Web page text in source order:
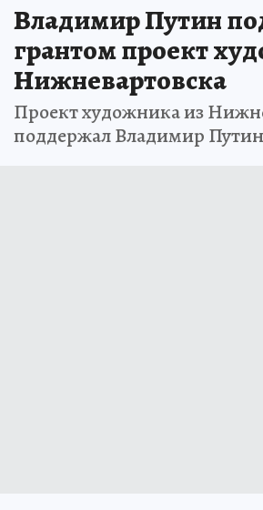
Владимир Путин
грантом проект
Нижневартовска
Проект художника из
поддержал Владимир Путин